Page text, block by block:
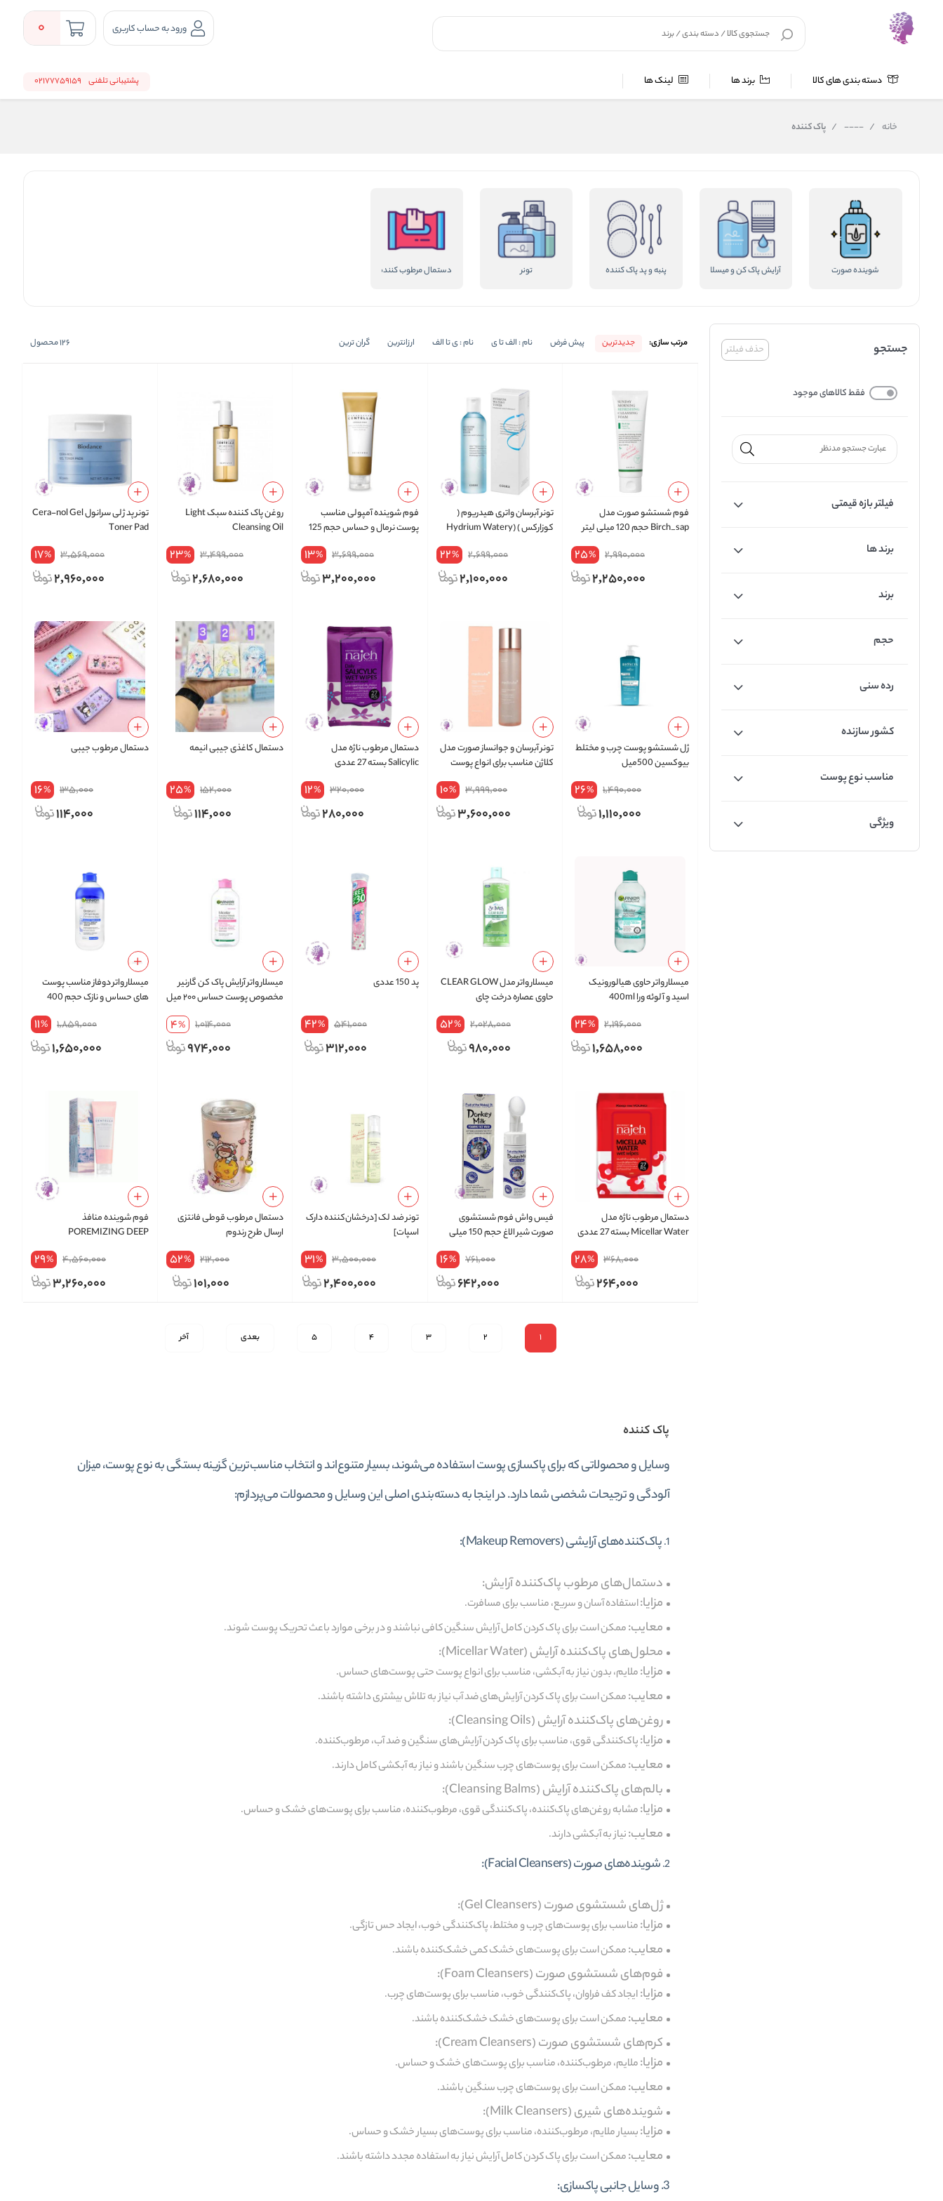
ورود به حساب کاربری 0
دسته بندی های کالا برند ها لینک ها پشتیبانی تلفنی 02177759159
خانه /
----
/ پاک کننده
شوینده صورت آرایش پاک کن و میسلارواتر پنبه و پد پاک کننده تونر دستمال مرطوب کننده آرایشی
حذف فیلتر جستجو
فقط کالاهای موجود
فیلتر بازه قیمتی
برند ها
برند
حجم
رده سنی
کشور سازنده
مناسب نوع پوست
ویژگی
مرتب سازی: جدیدترین پیش فرض نام : الف تا ی نام : ی تا الف ارزانترین گران ترین 126محصول
فوم شستشو صورت مدل
Birch_sap حجم 120 میلی لیتر
2,990,000
25%
2,250,000
تونر آبرسان واتری هیدریوم (
کوزارکس ) (Hydrium Watery
Toner) | اصل hydrium watery
toner 150ml
2,699,000
22%
2,100,000
فوم شوینده آمپولی مناسب
پوست نرمال و حساس حجم 125
میل AMPOULE FOAM 125
3,699,000
13%
3,200,000
روغن پاک کننده سبک Light
Cleansing Oil
3,499,000
23%
2,680,000
تونر پد ژلی سرانول Cera-nol Gel
Toner Pad
3,569,000
17%
2,960,000
ژل شستشو پوست چرب و مختلط
بیوکسین 500میل
1,490,000
26%
1,110,000
تونر آبرسان و جوانساز صورت مدل
کلاژن مناسب برای انواع پوست
3,999,000
10%
3,600,000
دستمال مرطوب ناژه مدل
Salicylic بسته 27 عددی
320,000
12%
280,000
دستمال کاغذی جیبی انیمه
152,000
25%
114,000
دستمال مرطوب جیبی
135,000
16%
114,000
میسلار واتر حاوی هیالورونیک
اسید و آلوئه ورا 400ml
2,196,000
24%
1,658,000
میسلار واتر مدل CLEAR GLOW
حاوی عصاره درخت چای
2,028,000
52%
980,000
پد 150 عددی
541,000
42%
312,000
میسلار واتر آرایش پاک کن گارنیر
مخصوص پوست حساس ۲۰۰ میل
1,014,000
4%
974,000
میسلار واتر دوفاز مناسب پوست
های حساس و نازک حجم 400
1,859,000
11%
1,650,000
دستمال مرطوب ناژه مدل
Micellar Water بسته 27 عددی
368,000
28%
264,000
فیس واش فوم شستشوی
صورت شیر الاغ حجم 150 میلی
761,000
16%
642,000
تونر ضد لک [درخشان‌کننده دارک
اسپات]
3,500,000
31%
2,400,000
دستمال مرطوب قوطی فانتزی
ارسال طرح رندوم
212,000
52%
101,000
فوم شوینده منافذ
POREMIZING DEEP
4,560,000
29%
3,260,000
1
2
3
4
5 بعدی آخر
پاک کننده
وسایل و محصولاتی که برای پاکسازی پوست استفاده می‌شوند، بسیار متنوع‌اند و انتخاب مناسب‌ترین گزینه بستگی به نوع پوست، میزان
آلودگی و ترجیحات شخصی شما دارد. در اینجا به دسته‌بندی اصلی این وسایل و محصولات می‌پردازم:
1. پاک‌کننده‌های آرایشی (Makeup Removers):
دستمال‌های مرطوب پاک‌کننده آرایش:
مزایا:استفاده آسان و سریع، مناسب برای مسافرت.
معایب:ممکن است برای پاک کردن کامل آرایش سنگین کافی نباشند و در برخی موارد باعث تحریک پوست شوند.
محلول‌های پاک‌کننده آرایش (Micellar Water):
مزایا:ملایم، بدون نیاز به آبکشی، مناسب برای انواع پوست حتی پوست‌های حساس.
معایب:ممکن است برای پاک کردن آرایش‌های ضد آب نیاز به تلاش بیشتری داشته باشند.
روغن‌های پاک‌کننده آرایش (Cleansing Oils):
مزایا:پاک‌کنندگی قوی، مناسب برای پاک کردن آرایش‌های سنگین و ضد آب، مرطوب‌کننده.
معایب:ممکن است برای پوست‌های چرب سنگین باشند و نیاز به آبکشی کامل دارند.
بالم‌های پاک‌کننده آرایش (Cleansing Balms):
مزایا:مشابه روغن‌های پاک‌کننده، پاک‌کنندگی قوی، مرطوب‌کننده، مناسب برای پوست‌های خشک و حساس.
معایب:نیاز به آبکشی دارند.
2. شوینده‌های صورت (Facial Cleansers):
ژل‌های شستشوی صورت (Gel Cleansers):
مزایا:مناسب برای پوست‌های چرب و مختلط، پاک‌کنندگی خوب، ایجاد حس تازگی.
معایب:ممکن است برای پوست‌های خشک کمی خشک‌کننده باشند.
فوم‌های شستشوی صورت (Foam Cleansers):
مزایا:ایجاد کف فراوان، پاک‌کنندگی خوب، مناسب برای پوست‌های چرب.
معایب:ممکن است برای پوست‌های خشک خشک‌کننده باشند.
کرم‌های شستشوی صورت (Cream Cleansers):
مزایا:ملایم، مرطوب‌کننده، مناسب برای پوست‌های خشک و حساس.
معایب:ممکن است برای پوست‌های چرب سنگین باشند.
شوینده‌های شیری (Milk Cleansers):
مزایا:بسیار ملایم، مرطوب‌کننده، مناسب برای پوست‌های بسیار خشک و حساس.
معایب:ممکن است برای پاک کردن کامل آرایش نیاز به استفاده مجدد داشته باشند.
3. وسایل جانبی پاکسازی: